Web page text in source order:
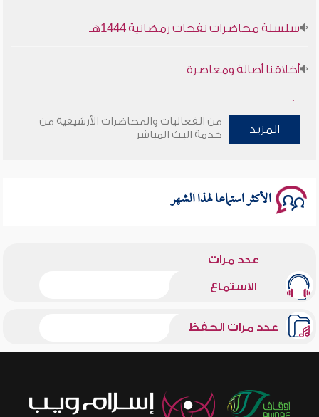
سلسلة محاضرات نفحات رمضانية 1444هـ
المزيد
من الفعاليات والمحاضرات الأرشيفية من
خدمة البث المباشر
الأكثر استماعا لهذا الشهر
عدد مرات
الاستماع
عدد مرات الحفظ